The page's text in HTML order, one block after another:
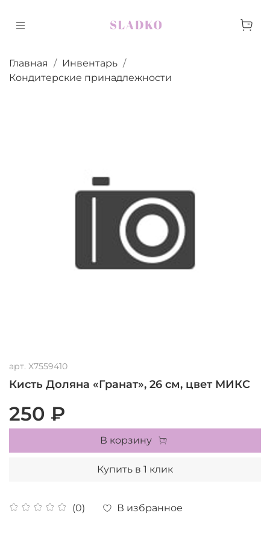
Главная
Инвентарь
Кондитерские принадлежности
арт. X7559410
Кисть Доляна «Гранат», 26 см, цвет МИКС
(0) В избранное
250 ₽
В корзину
Купить в 1 клик